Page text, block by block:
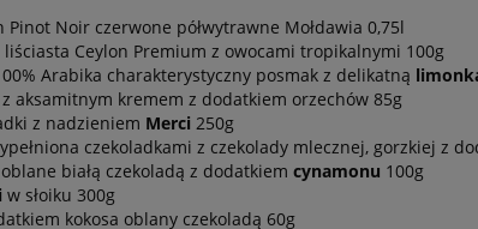
Noir czerwone półwytrawne Mołdawia 0,75l
Ceylon Premium z owocami tropikalnymi 100g
Arabika charakterystyczny posmak z delikatną
aksamitnym kremem z dodatkiem orzechów 85g
z nadzieniem Merci 250g
czekoladkami z czekolady mlecznej, gorzkiej z
białą czekoladą z dodatkiem cynamonu 100g
w słoiku 300g
kokosa oblany czekoladą 60g